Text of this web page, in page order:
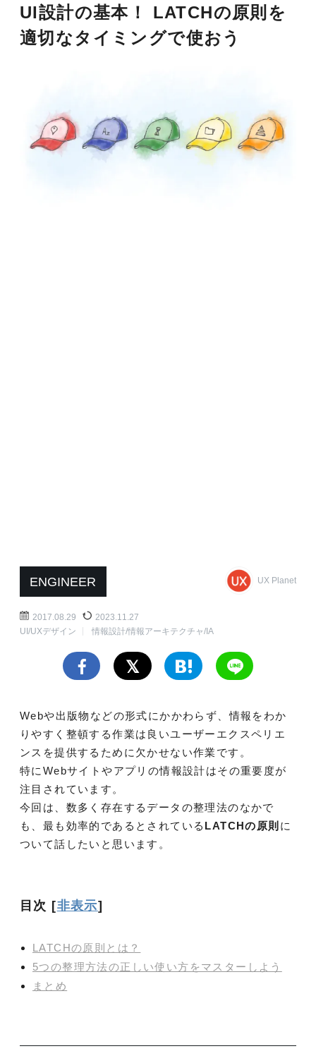
UI設計の基本！ LATCHの原則を
適切なタイミングで使おう
ENGINEER UX Planet
2017.08.29
2023.11.27
UI/UXデザイン
情報設計/情報アーキテクチャ/IA
Webや出版物などの形式にかかわらず、情報をわか
りやすく整頓する作業は良いユーザーエクスペリエ
ンスを提供するために欠かせない作業です。
特にWebサイトやアプリの情報設計はその重要度が
注目されています。
今回は、数多く存在するデータの整理法のなかで
も、最も効率的であるとされている LATCHの原則 に
ついて話したいと思います。
目次 [非表示]
LATCHの原則とは？
5つの整理方法の正しい使い方をマスターしよう
まとめ